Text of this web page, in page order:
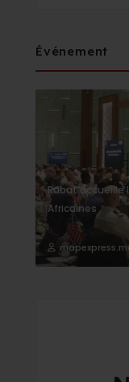
Événement
Rabat accueille
Africaines